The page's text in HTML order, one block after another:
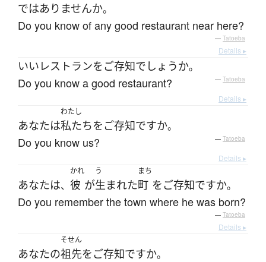
ではありませんか。
Do you know of any good restaurant near here?
— Tatoeba
Details ▸
いい レストランをご存知でしょうか。
Do you know a good restaurant? — Tatoeba
Details ▸
あなたは
わたし
私たちをご存知ですか。
Do you know us? — Tatoeba
Details ▸
あなたは、
かれ
彼 が
う
生まれた
まち
町 をご存知ですか。
Do you remember the town where he was born?
— Tatoeba
Details ▸
あなたの
そせん
祖先をご存知ですか。